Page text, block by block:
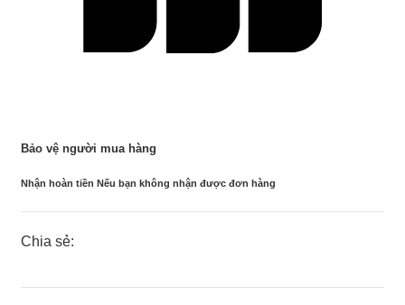
Bảo vệ người mua hàng
Nhận hoàn tiền Nếu bạn không nhận được đơn hàng
Chia sẻ: